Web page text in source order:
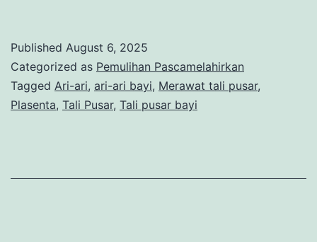
Ini
Perannya
Selama
Published August 6, 2025
Categorized as Pemulihan Pascamelahirkan
Tagged Ari-ari, ari-ari bayi, Merawat tali pusar,
Plasenta, Tali Pusar, Tali pusar bayi